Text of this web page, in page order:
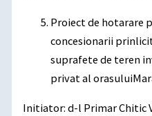
Proiect de hotarare
concesionarii
suprafete de teren
privat al
Initiator: d-l Primar Chitic